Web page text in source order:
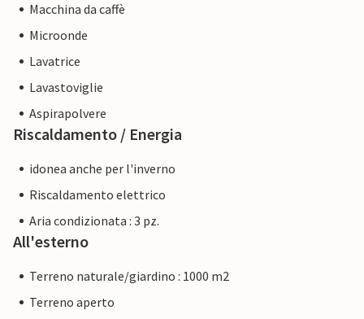
Macchina da caffè
Microonde
Lavatrice
Lavastoviglie
Aspirapolvere
Riscaldamento / Energia
idonea anche per l'inverno
Riscaldamento elettrico
Aria condizionata : 3 pz.
All'esterno
Terreno naturale/giardino : 1000 m2
Terreno aperto